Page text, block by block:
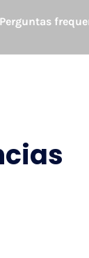
Perguntas